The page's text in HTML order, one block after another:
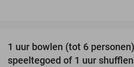
1 uur bowlen (tot 6
speeltegoed of 1 uur